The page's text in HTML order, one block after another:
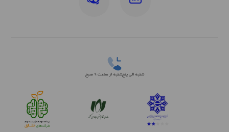
شنبه الی پنج‌شنبه از ساعت 9 صبح